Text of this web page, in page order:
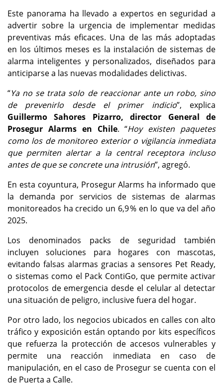
Este panorama ha llevado a expertos en seguridad a
advertir sobre la urgencia de implementar medidas
preventivas más eficaces. Una de las más adoptadas
en los últimos meses es la instalación de sistemas de
alarma inteligentes y personalizados, diseñados para
anticiparse a las nuevas modalidades delictivas.
“Ya no se trata solo de reaccionar ante un robo, sino
de prevenirlo desde el primer indicio”, explica
Guillermo Sahores Pizarro, director General de
Prosegur Alarms en Chile. “Hoy existen paquetes
como los de monitoreo exterior o vigilancia inmediata
que permiten alertar a la central receptora incluso
antes de que se concrete una intrusión”, agregó.
En esta coyuntura, Prosegur Alarms ha informado que
la demanda por servicios de sistemas de alarmas
monitoreados ha crecido un 6,9 % en lo que va del año
2025.
Los denominados packs de seguridad también
incluyen soluciones para hogares con mascotas,
evitando falsas alarmas gracias a sensores Pet Ready,
o sistemas como el Pack ContiGo, que permite activar
protocolos de emergencia desde el celular al detectar
una situación de peligro, inclusive fuera del hogar.
Por otro lado, los negocios ubicados en calles con alto
tráfico y exposición están optando por kits específicos
que refuerza la protección de accesos vulnerables y
permite una reacción inmediata en caso de
manipulación, en el caso de Prosegur se cuenta con el
de Puerta a Calle.